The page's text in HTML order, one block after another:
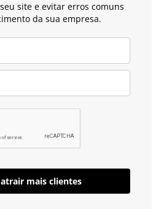
site e evitar erros comuns
da sua empresa.
mais clientes